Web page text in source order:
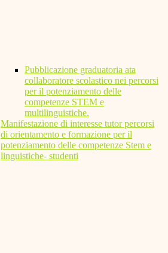
Pubblicazione graduatoria ata
collaboratore scolastico nei percorsi
per il potenziamento delle
competenze STEM e
multilinguistiche.
Manifestazione di interesse tutor percorsi
di orientamento e formazione per il
potenziamento delle competenze Stem e
linguistiche- studenti